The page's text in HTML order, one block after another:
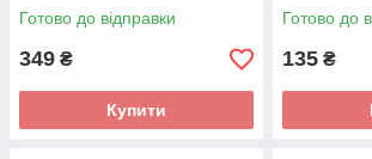
Готово до відправки
349 ₴
Купити
Готово до
135 ₴